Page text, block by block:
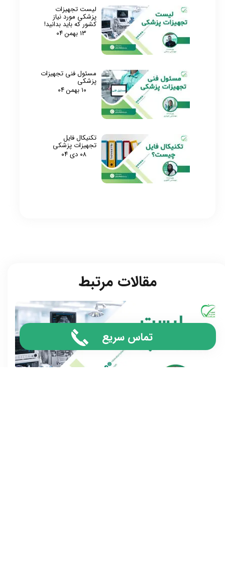
لیست تجهیزات
پزشکی مورد نیاز
کشور که باید بدانید!
۱۳ بهمن ۰۴
مسئول فنی تجهیزات
پزشکی
۱۰ بهمن ۰۴
تکنیکال فایل
تجهیزات پزشکی
۰۸ دی ۰۴
تماس سریع
مقالات مرتبط​​​​​​​